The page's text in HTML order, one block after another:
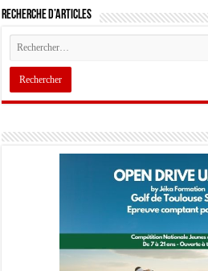
Recherche d’articles